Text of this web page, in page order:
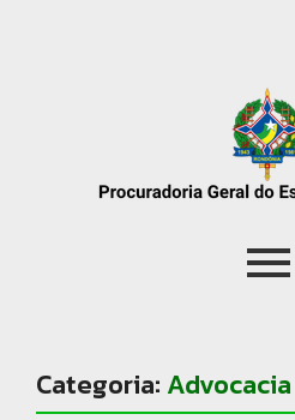
Categoria: Advocacia